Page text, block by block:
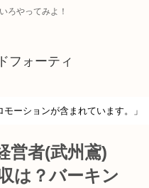
ろやってみよ！
フォーティ
ーションが含まれています。」
営者(武州鳶)
は？バーキン